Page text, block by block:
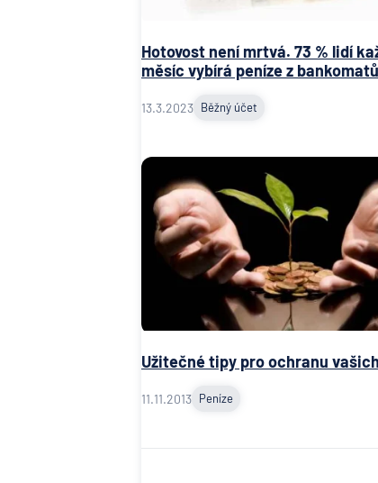
Hotovost není mrtvá. 73 % lidí
měsíc vybírá peníze z bankomatů
13.3.2023 Běžný účet
Užitečné tipy pro ochranu
11.11.2013 Peníze